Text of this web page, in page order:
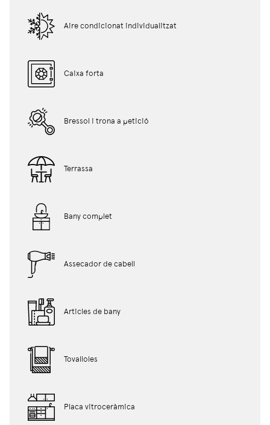
Aire condicionat individualitzat
Caixa forta
Bressol i trona a petició
Terrassa
Bany complet
Assecador de cabell
Articles de bany
Tovalloles
Placa vitroceràmica